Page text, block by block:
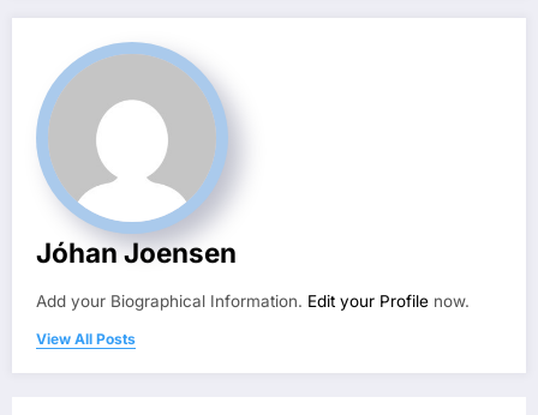
Jóhan Joensen
Add your Biographical Information. Edit your Profile now.
View All Posts